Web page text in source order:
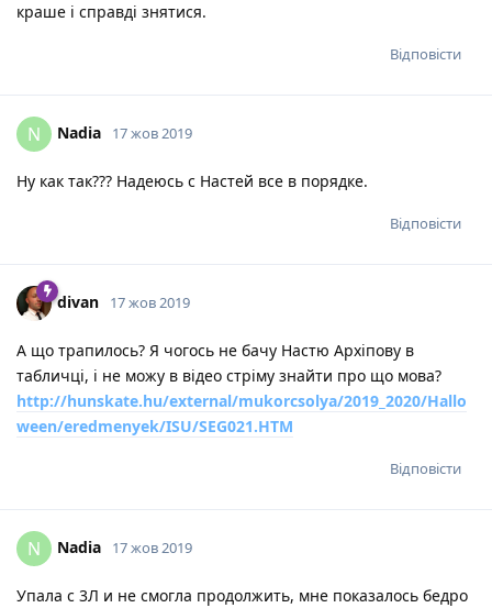
краше і справді знятися.
Відповісти
N Nadia 17 жов 2019
Ну как так??? Надеюсь с Настей все в порядке.
Відповісти
divan 17 жов 2019
А що трапилось? Я чогось не бачу Настю Архіпову в
табличці, і не можу в відео стріму знайти про що мова?
http://hunskate.hu/external/mukorcsolya/2019_2020/Hallo
ween/eredmenyek/ISU/SEG021.HTM
Відповісти
N Nadia 17 жов 2019
Упала с 3Л и не смогла продолжить, мне показалось бедро